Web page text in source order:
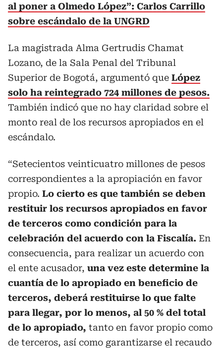
al poner a Olmedo López”: Carlos Carrillo
sobre escándalo de la UNGRD
La magistrada Alma Gertrudis Chamat
Lozano, de la Sala Penal del Tribunal
Superior de Bogotá, argumentó que López
solo ha reintegrado 724 millones de pesos.
También indicó que no hay claridad sobre el
monto real de los recursos apropiados en el
escándalo.
“Setecientos veinticuatro millones de pesos
correspondientes a la apropiación en favor
propio. Lo cierto es que también se deben
restituir los recursos apropiados en favor
de terceros como condición para la
celebración del acuerdo con la Fiscalía. En
consecuencia, para realizar un acuerdo con
el ente acusador, una vez este determine la
cuantía de lo apropiado en beneficio de
terceros, deberá restituirse lo que falte
para llegar, por lo menos, al 50 % del total
de lo apropiado, tanto en favor propio como
de terceros, así como garantizarse el recaudo